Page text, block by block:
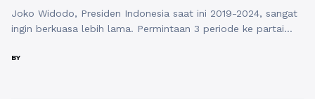
Joko Widodo, Presiden Indonesia saat ini 2019-2024, sangat
ingin berkuasa lebih lama. Permintaan 3 periode ke partai
selanjutnya, membuat presiden boneka, dipilihlah Ganjar
BY